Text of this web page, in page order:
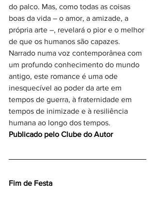
do palco. Mas, como todas as coisas
boas da vida – o amor, a amizade, a
própria arte –, revelará o pior e o melhor
de que os humanos são capazes.
Narrado numa voz contemporânea com
um profundo conhecimento do mundo
antigo, este romance é uma ode
inesquecível ao poder da arte em
tempos de guerra, à fraternidade em
tempos de inimizade e à resiliência
humana ao longo dos tempos.
Publicado pelo Clube do Autor
Fim de Festa